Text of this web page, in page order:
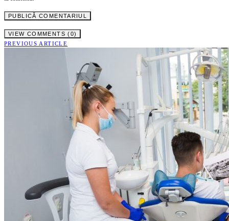
VIEW COMMENTS (0)
PREVIOUS ARTICLE